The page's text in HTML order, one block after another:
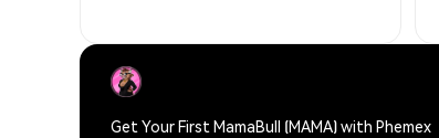
Get Your First MamaBull (MAMA) with Phemex